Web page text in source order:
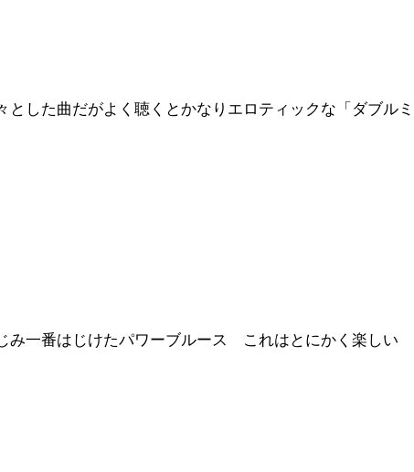
だがよく聴くとかなりエロティックな「ダブルミ
じけたパワーブルース これはとにかく楽しい